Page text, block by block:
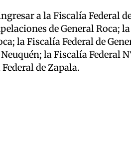
a la Fiscalía Federal
de General Roca;
la Fiscalía Federal de
la Fiscalía Federal
de Zapala.